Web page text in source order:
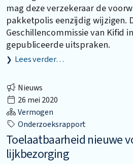
mag deze verzekeraar de
pakketpolis eenzijdig wijzigen.
Geschillencommissie van Kifid
gepubliceerde uitspraken.
Lees verder…
Nieuws
26 mei 2020
Vermogen
Onderzoeksrapport
Toelaatbaarheid nieuwe
lijkbezorging